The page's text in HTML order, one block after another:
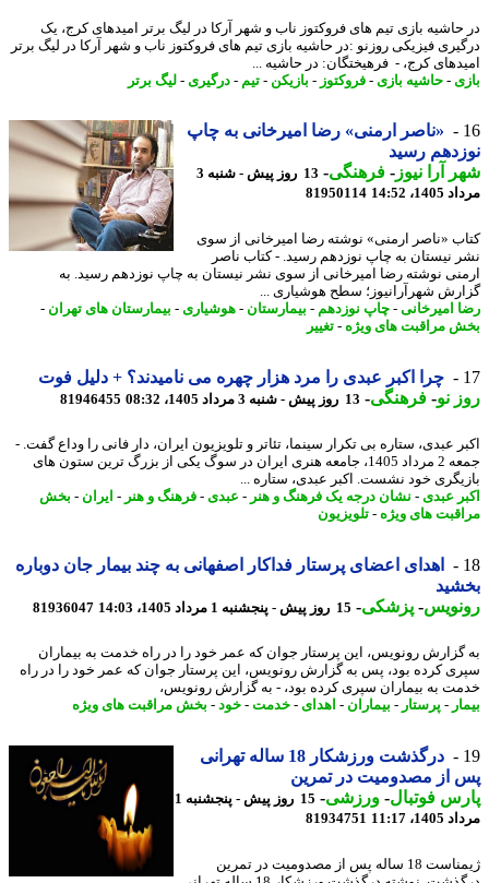
بازی تیم های فروکتوز ناب و شهر آرکا در لیگ برتر امیدهای کرج، یک
فیزیکی روزنو :در حاشیه بازی تیم های فروکتوز ناب و شهر آرکا در لیگ برتر
کرج، - فرهیختگان: در حاشیه ...
- حاشیه بازی - فروکتوز-بازیکن -تیم -درگیری- لیگ برتر
«ناصر ارمنی» رضا امیرخانی به چاپ
رسید
آرا نیوز-فرهنگی-
13 روز پیش - شنبه 3
14:52
81950114
«ناصر ارمنی» نوشته رضا امیرخانی از سوی
نیستان به چاپ نوزدهم رسید. - کتاب ناصر
نوشته رضا امیرخانی از سوی نشر نیستان به چاپ نوزدهم رسید. به
شهرآرانیوز؛ سطح هوشیاری ...
امیرخانی-چاپ نوزدهم -بیمارستان-هوشیاری- بیمارستان های تهران-
مراقبت های ویژه -تغییر
چرا اکبر عبدی را مرد هزار چهره می نامیدند؟ + دلیل فوت
نو- فرهنگی-13 روز پیش - شنبه 3 مرداد 1405، 08:32 81946455
عبدی، ستاره بی تکرار سینما، تئاتر و تلویزیون ایران، دار فانی را وداع گفت. -
جمعه 2 مرداد 1405، جامعه هنری ایران در سوگ یکی از بزرگ ترین ستون های
خود نشست. اکبر عبدی، ستاره ...
عبدی-نشان درجه یک فرهنگ و هنر-عبدی-فرهنگ و هنر-ایران -
بخش
های ویژه -تلویزیون
اهدای اعضای پرستار فداکار اصفهانی به چند بیمار جان دوباره
-پزشکی-15 روز پیش - پنجشنبه 1 مرداد 1405، 14:03 81936047
رونویس، این پرستار جوان که عمر خود را در راه خدمت به بیماران
کرده بود، پس به گزارش رونویس، این پرستار جوان که عمر خود را در راه
به بیماران سپری کرده بود، - به گزارش رونویس،
-پرستار-بیماران- اهدای- خدمت-خود -بخش مراقبت های ویژه
درگذشت ورزشکار 18 ساله تهرانی
از مصدومیت در تمرین
فوتبال-ورزشی-
15 روز پیش - پنجشنبه 1
11:17
81934751
ژیمناست 18 ساله پس از مصدومیت در تمرین